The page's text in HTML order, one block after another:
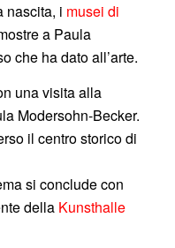
nascita, i musei di
a Paula
che ha dato all’arte.
una visita alla
Modersohn-Becker.
il centro storico di
si conclude con
della Kunsthalle